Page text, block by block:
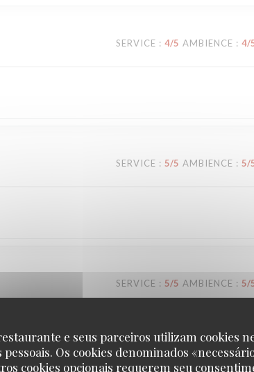
e seus parceiros utilizam cookies
pessoais. Os cookies denominados
cookies opcionais requerem seu
SERVICE : 4/5 AMBIENCE : 4/
SERVICE : 5/5 AMBIENCE : 5/
SERVICE : 5/5 AMBIENCE : 5/